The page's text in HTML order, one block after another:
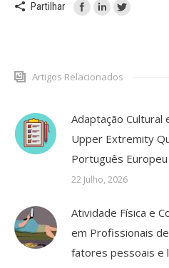
Partilhar
Artigos Relacionados
Adaptação Cultural
Upper Extremity
Português
22 Julho, 2026
Atividade Física e
em Profissionais
fatores pessoais e